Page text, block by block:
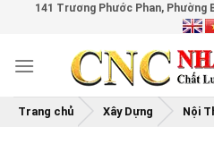
content
141 Trương Phước Phan, Phường
Trang chủ Xây Dựng Nội